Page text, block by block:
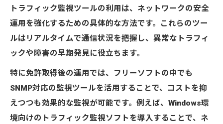
免許取得と同時に導入したい監視ツールの
特徴
ネットワークトラフィック監視ツールの賢
い活用法
トラフィック監視snmp対応ツールのメリッ
ト
死活監視もできるフリーソフトの選定基準
トラフィック管理で障害リスクを未然に防
トラフィック監視ツールの利用は、ネットワークの安全
運用を強化するための具体的な方法です。これらのツー
ルはリアルタイムで通信状況を把握し、異常なトラフィ
ックや障害の早期発見に役立ちます。
特に免許取得後の運用では、フリーソフトの中でも
SNMP対応の監視ツールを活用することで、コストを抑
えつつも効果的な監視が可能です。例えば、Windows環
境向けのトラフィック監視ソフトを導入することで、ネ